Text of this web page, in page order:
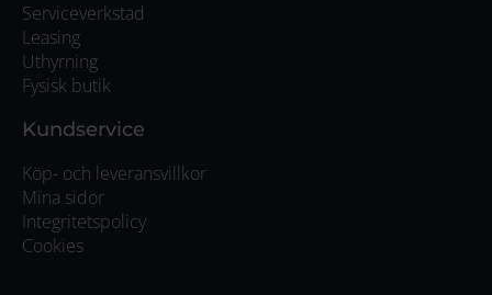
Serviceverkstad
Leasing
Uthyrning
Fysisk butik
Kundservice
Köp- och leveransvillkor
Mina sidor
Integritetspolicy
Cookies